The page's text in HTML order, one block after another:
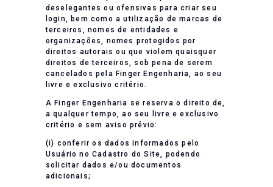
deselegantes ou ofensivas para criar seu
login, bem como a utilização de marcas de
terceiros, nomes de entidades e
organizações, nomes protegidos por
direitos autorais ou que violem quaisquer
direitos de terceiros, sob pena de serem
cancelados pela Finger Engenharia, ao seu
livre e exclusivo critério.
A Finger Engenharia se reserva o direito de,
a qualquer tempo, ao seu livre e exclusivo
critério e sem aviso prévio:
(i) conferir os dados informados pelo
Usuário no Cadastro do Site, podendo
solicitar dados e/ou documentos
adicionais;